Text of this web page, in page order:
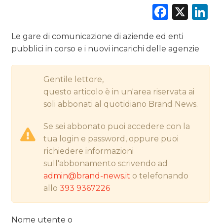
EDITORIA
ESTERNA
RADIO / AUDIO
PREVISIONI/SCENARI
X
Le gare di comunicazione di aziende ed enti
pubblici in corso e i nuovi incarichi delle agenzie
Gentile lettore,
questo articolo è in un'area riservata ai
soli abbonati al quotidiano Brand News.
Se sei abbonato puoi accedere con la
tua login e password, oppure puoi
richiedere informazioni
sull'abbonamento scrivendo ad
admin@brand-news.it o telefonando
allo393 9367226
Nome utente o